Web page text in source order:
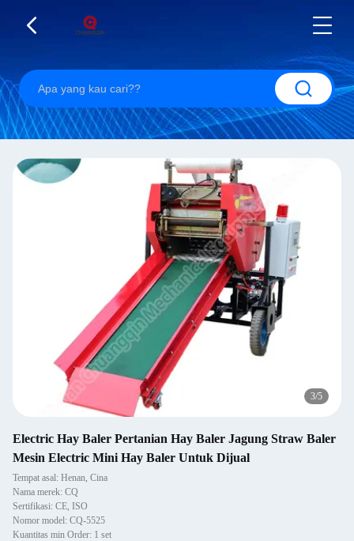
3/5
Electric Hay Baler Pertanian Hay Baler Jagung Straw Baler
Mesin Electric Mini Hay Baler Untuk Dijual
Tempat asal: Henan, Cina
Nama merek: CQ
Sertifikasi: CE, ISO
Nomor model: CQ-5525
Kuantitas min Order: 1 set